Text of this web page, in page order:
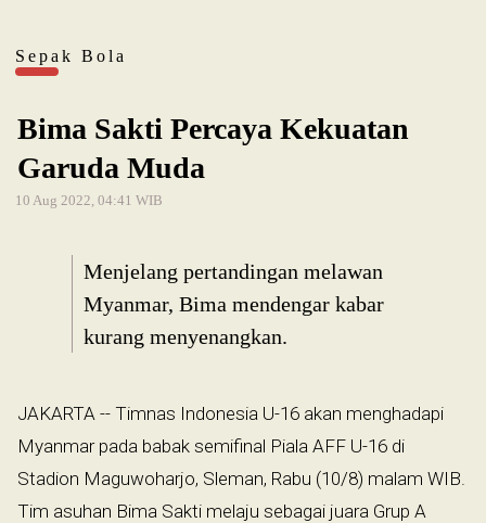
Sepak Bola
Bima Sakti Percaya Kekuatan
Garuda Muda
10 Aug 2022, 04:41 WIB
Menjelang pertandingan melawan
Myanmar, Bima mendengar kabar
kurang menyenangkan.
JAKARTA -- Timnas Indonesia U-16 akan menghadapi
Myanmar pada babak semifinal Piala AFF U-16 di
Stadion Maguwoharjo, Sleman, Rabu (10/8) malam WIB.
Tim asuhan Bima Sakti melaju sebagai juara Grup A